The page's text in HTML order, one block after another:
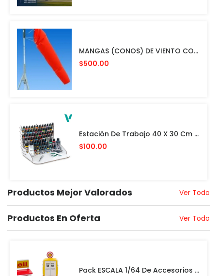
MANGAS (CONOS) DE VIENTO COLOR NARANJA CON ESTRUCTURA INTERNA PARA MONTAR EN POSTE. FAA L807. MADE IN USA 24 Y 36"
$500.00
Estación De Trabajo 40 X 30 Cm Con Almacenamiento Vertical PARA PINTURAS VALLEJO Y ACCESORIOS
$100.00
Productos Mejor Valorados Ver Todo
Productos En Oferta Ver Todo
Pack ESCALA 1/64 De Accesorios Shell Oil Taller De Carrocería